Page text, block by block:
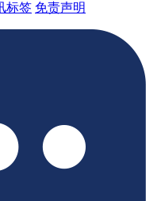
标签 免责声明